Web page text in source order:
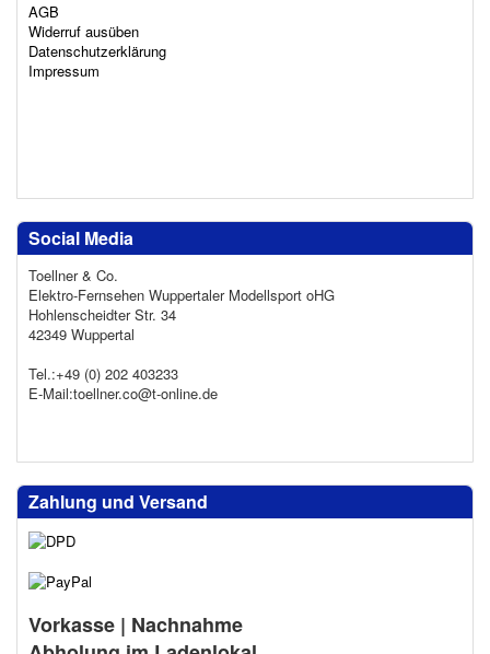
AGB
Widerruf ausüben
Datenschutzerklärung
Impressum
Social Media
Toellner & Co.
Elektro-Fernsehen Wuppertaler Modellsport oHG
Hohlenscheidter Str. 34
42349 Wuppertal
Tel.:+49 (0) 202 403233
E-Mail:toellner.co@t-online.de
Zahlung und Versand
Vorkasse | Nachnahme